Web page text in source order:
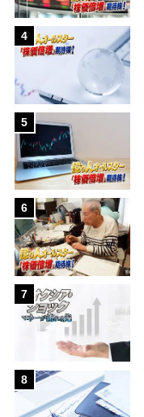
4
5
6
7
8